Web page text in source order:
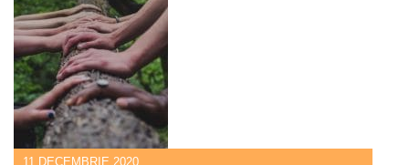
11 DECEMBRIE 2020